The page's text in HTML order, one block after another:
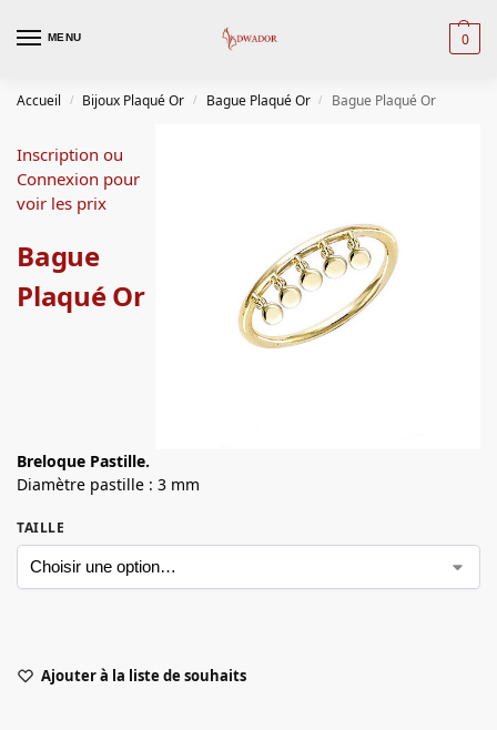
MENU 0
Accueil / Bijoux Plaqué Or / Bague Plaqué Or / Bague Plaqué Or
Inscription ou
Connexion pour
voir les prix
Bague
Plaqué Or
Breloque Pastille.
Diamètre pastille : 3 mm
TAILLE
Ajouter à la liste de souhaits